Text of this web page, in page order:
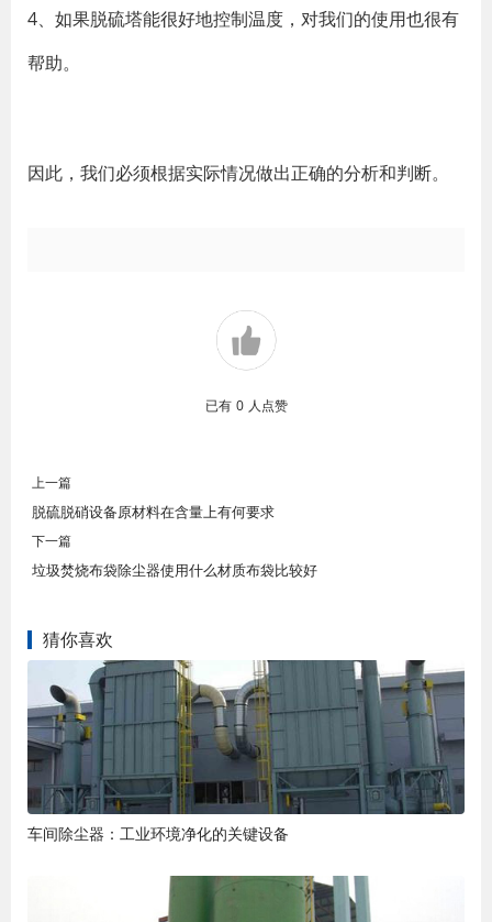
4、如果脱硫塔能很好地控制温度，对我们的使用也很有
帮助。
因此，我们必须根据实际情况做出正确的分析和判断。
已有 0 人点赞
上一篇
脱硫脱硝设备原材料在含量上有何要求
下一篇
垃圾焚烧布袋除尘器使用什么材质布袋比较好
猜你喜欢
车间除尘器：工业环境净化的关键设备